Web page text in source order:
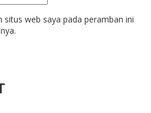
situs web saya pada peramban ini